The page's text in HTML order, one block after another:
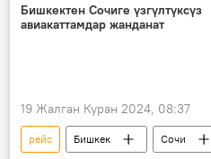
Бишкектен Сочиге үзгүлтүксүз
авиакаттамдар жанданат
19 Жалган Куран 2024, 08:37
рейс Бишкек Сочи